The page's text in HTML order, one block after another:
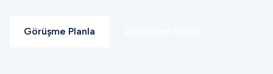
Görüşme Planla